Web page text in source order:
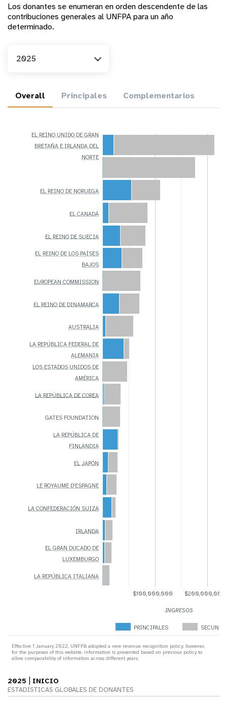
Los donantes se enumeran en orden descendente de las
contribuciones generales al UNFPA para un año
determinado.
2025
Overall Principales Complementarios
PRINCIPALES
$100,000,000 $200,000,000
EL REINO UNIDO DE GRAN
BRETAÑA E IRLANDA DEL
NORTE
EL REINO DE NORUEGA
EL CANADÁ
EL REINO DE SUECIA
EL REINO DE LOS PAÍSES
BAJOS
EUROPEAN COMMISSION
EL REINO DE DINAMARCA
AUSTRALIA
LA REPÚBLICA FEDERAL DE
ALEMANIA
LOS ESTADOS UNIDOS DE
AMÉRICA
LA REPÚBLICA DE COREA
GATES FOUNDATION
LA REPÚBLICA DE
FINLANDIA
EL JAPÓN
LE ROYAUME D'ESPAGNE
LA CONFEDERACIÓN SUIZA
IRLANDA
EL GRAN DUCADO DE
LUXEMBURGO
LA REPÚBLICA ITALIANA
INGRESOS
Effective 1 January 2022, UNFPA adopted a new revenue recognition policy; however,
for the purposes of this website, information is presented based on previous policy to
allow comparability of information across different years.
2025 | INICIO
ESTADÍSTICAS GLOBALES DE DONANTES